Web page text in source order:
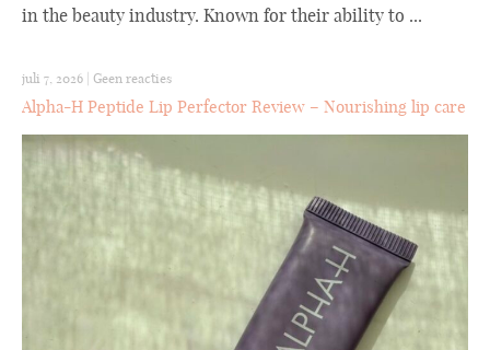
in the beauty industry. Known for their ability to ...
juli 7, 2026 | Geen reacties
Alpha-H Peptide Lip Perfector Review – Nourishing lip care